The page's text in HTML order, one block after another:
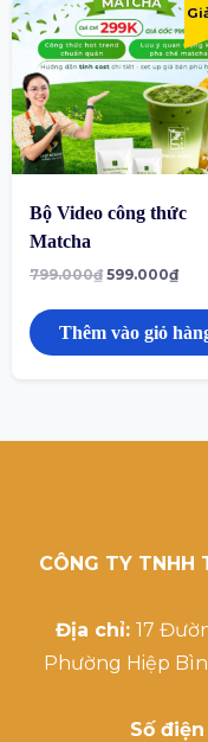
Bộ Video công thức
Matcha
799.000₫ 599.000₫
Thêm vào giỏ
CÔNG TY TNHH
Địa chỉ: 17
Phường Hiệp
Số